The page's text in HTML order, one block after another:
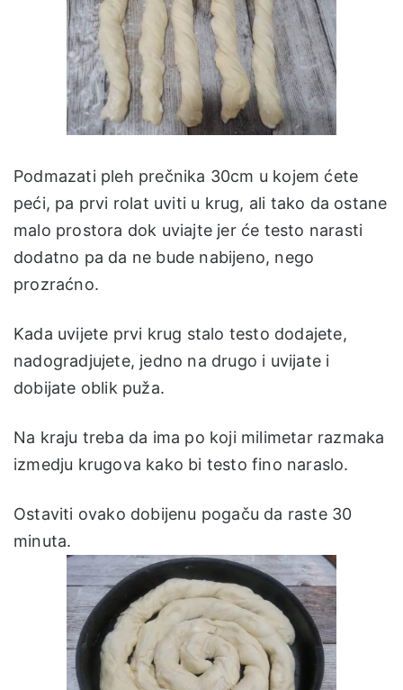
Podmazati pleh prečnika 30cm u kojem ćete
peći, pa prvi rolat uviti u krug, ali tako da ostane
malo prostora dok uviajte jer će testo narasti
dodatno pa da ne bude nabijeno, nego
prozraćno.
Kada uvijete prvi krug stalo testo dodajete,
nadogradjujete, jedno na drugo i uvijate i
dobijate oblik puža.
Na kraju treba da ima po koji milimetar razmaka
izmedju krugova kako bi testo fino naraslo.
Ostaviti ovako dobijenu pogaču da raste 30
minuta.